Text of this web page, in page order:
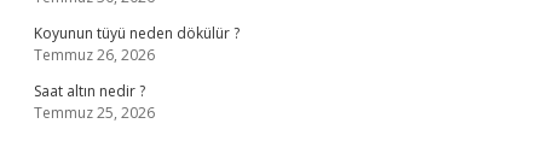
Koyunun tüyü neden dökülür ?
Temmuz 26, 2026
Saat altın nedir ?
Temmuz 25, 2026